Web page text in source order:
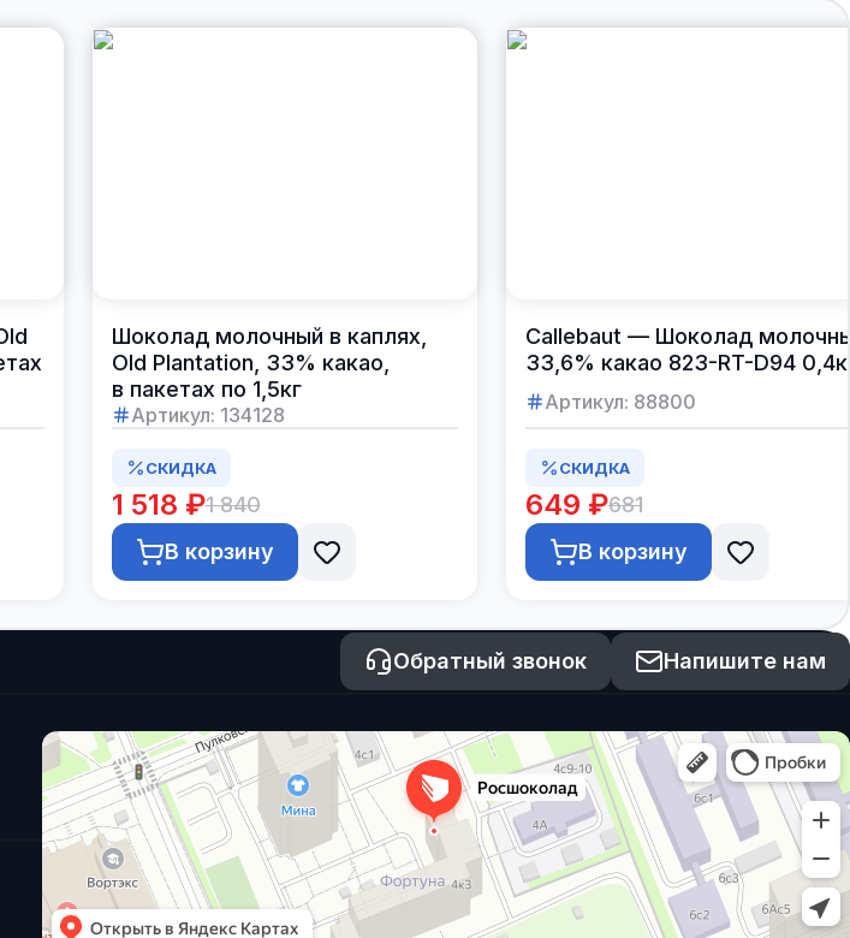
Шоколад молочный в каплях,
Old Plantation, 33% какао,
в пакетах по 1,5кг
Артикул: 134128
СКИДКА
1 518 ₽1 840
В корзину
Callebaut — Шоколад
33,6% какао 823-RT-D94
Артикул: 88800
СКИДКА
649 ₽681
В корзину
Обратный звонок Напишите нам